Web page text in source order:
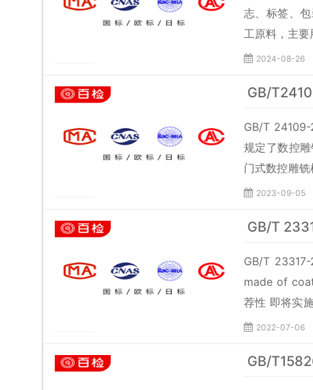
志、标签、
工原料，主
2024-08-26
GB/
GB/T
规定了数控
门式数控雕
照使用。2规
2023-09-05
GB/T
GB/T
made of
荐性 即将实
会)归口上报
司 、潍坊市
2022-07-06
GB/